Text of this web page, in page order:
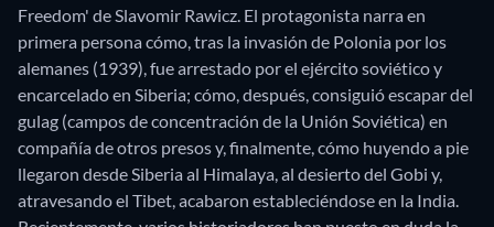
Freedom' de Slavomir Rawicz. El protagonista narra en
primera persona cómo, tras la invasión de Polonia por los
alemanes (1939), fue arrestado por el ejército soviético y
encarcelado en Siberia; cómo, después, consiguió escapar del
gulag (campos de concentración de la Unión Soviética) en
compañía de otros presos y, finalmente, cómo huyendo a pie
llegaron desde Siberia al Himalaya, al desierto del Gobi y,
atravesando el Tibet, acabaron estableciéndose en la India.